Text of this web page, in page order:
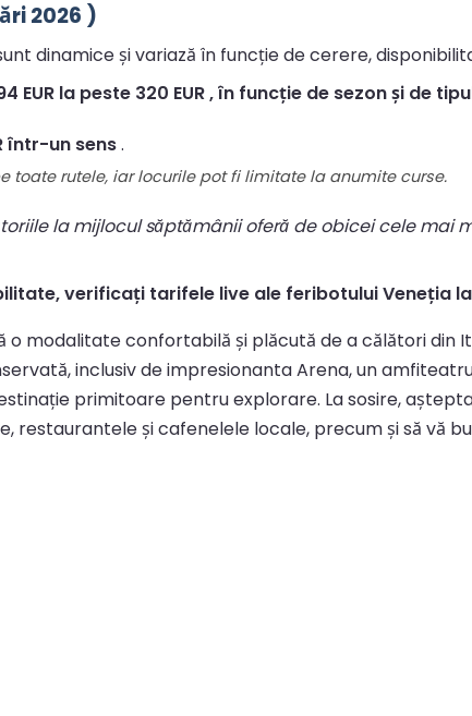
2026 )
dinamice și variază în funcție de cerere,
la peste 320 EUR , în funcție de sezon și de
într-un sens.
toate rutele, iar locurile pot fi limitate la anumite curse.
la mijlocul săptămânii oferă de obicei cele mai
verificați tarifele live ale feribotului Veneția la
modalitate confortabilă și plăcută de a călători din
inclusiv de impresionanta Arena, un
primitoare pentru explorare. La sosire,
restaurantele și cafenelele locale, precum și să vă